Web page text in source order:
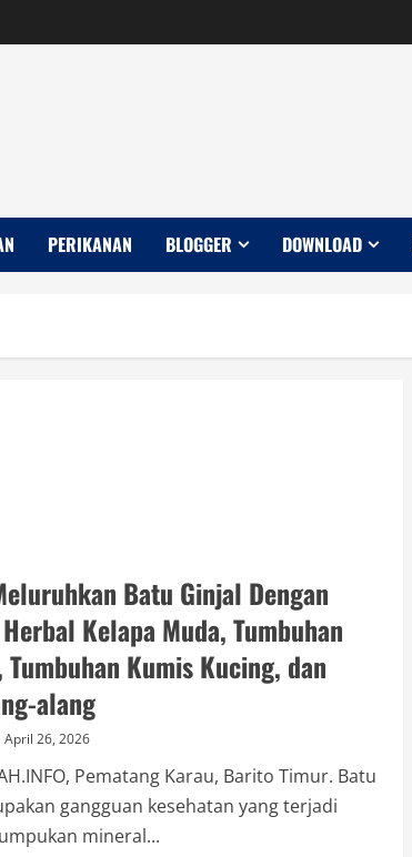
PERIKANAN BLOGGER DOWNLOAD
Batu Ginjal Dengan
Kelapa Muda, Tumbuhan
Tumbuhan Kumis Kucing, dan
alang
April 26, 2026
Pematang Karau, Barito Timur. Batu
gangguan kesehatan yang terjadi
mineral...